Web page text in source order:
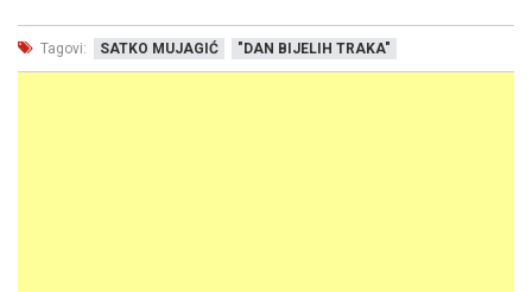
Tagovi: SATKO MUJAGIĆ "DAN BIJELIH TRAKA"